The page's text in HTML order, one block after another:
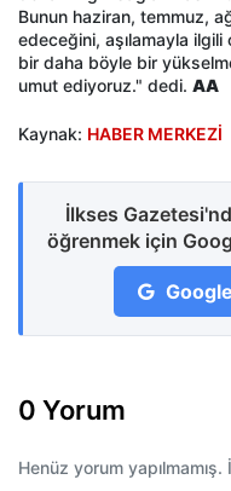
Bunun haziran, temmuz,
edeceğini, aşılamayla ilgili
bir daha böyle bir
umut ediyoruz." dedi. AA
Kaynak: HABER MERKEZİ
İlkses
öğrenmek için
0 Yorum
Henüz yorum